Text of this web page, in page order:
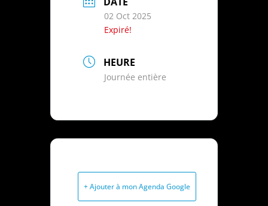
02 Oct 2025
Expiré!
HEURE
Journée entière
+ Ajouter à mon Agenda Google